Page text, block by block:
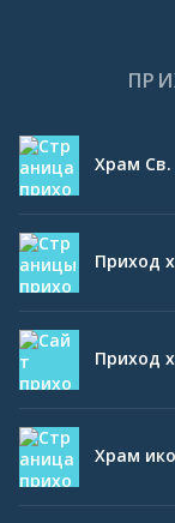
Храм
Приход
Приход
Храм